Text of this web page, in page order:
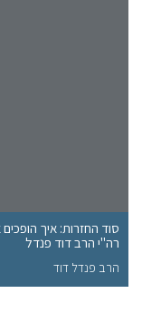
סוד החזרות: איך הופכים
רה"י הרב דוד פנדל
הרב פנדל דוד